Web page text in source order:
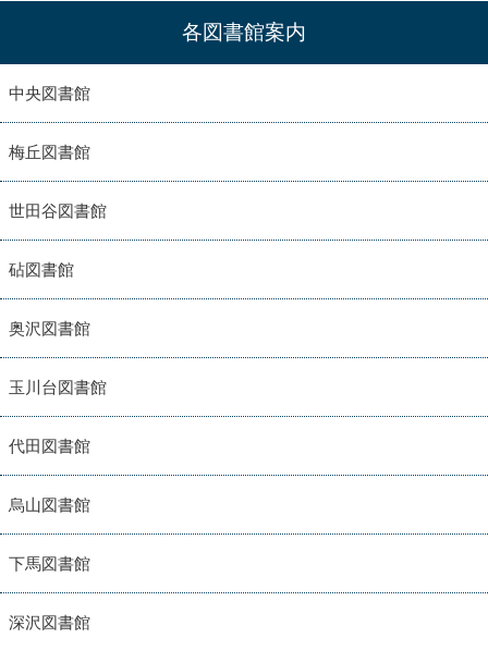
各図書館案内
中央図書館
梅丘図書館
世田谷図書館
砧図書館
奥沢図書館
玉川台図書館
代田図書館
烏山図書館
下馬図書館
深沢図書館